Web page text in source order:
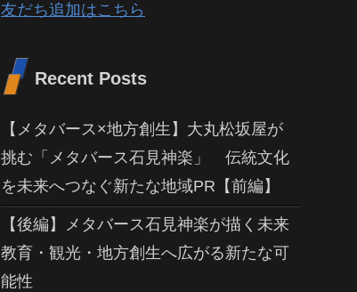
友だち追加はこちら
Recent Posts
【メタバース×地方創生】大丸松坂屋が
挑む「メタバース石見神楽」 伝統文化
を未来へつなぐ新たな地域PR【前編】
【後編】メタバース石見神楽が描く未来
教育・観光・地方創生へ広がる新たな可
能性